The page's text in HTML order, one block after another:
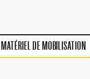
MATÉRIEL DE MOBILISATION